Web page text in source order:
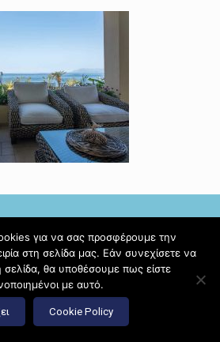
Front Suites Apartment Suites |
ιστοσελίδων
Hi Web
για να σας προσφέρουμε την
στη σελίδα μας. Εάν συνεχίσετε να
σελίδα, θα υποθέσουμε πως είστε
με αυτό.
Cookie Policy